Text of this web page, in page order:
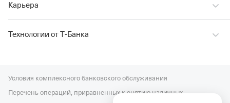
Карьера
Технологии от Т‑Банка
Условия комплексного банковского обслуживания
Перечень операций, приравненных к снятию наличных